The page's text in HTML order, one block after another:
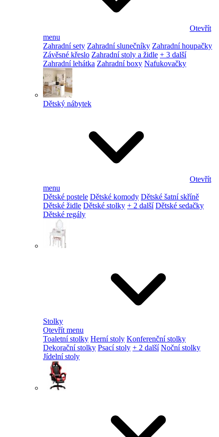
Otevřít
menu
Zahradní sety Zahradní slunečníky Zahradní houpačky
Závěsné křeslo Zahradní stoly a židle + 3 další
Zahradní lehátka Zahradní boxy Nafukovačky
Dětský nábytek
Otevřít
menu
Dětské postele Dětské komody Dětské šatní skříně
Dětské židle Dětské stolky + 2 další Dětské sedačky
Dětské regály
Stolky
Otevřít menu
Toaletní stolky Herní stoly Konferenční stolky
Dekorační stolky Psací stoly + 2 další Noční stolky
Jídelní stoly